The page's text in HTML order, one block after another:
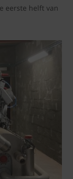
eerste helft van